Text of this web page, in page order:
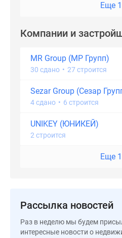
Еще
Компании и
MR Group (МР Групп)
30 сдано • 27 строится
Sezar Group (Сезар
4 сдано • 6 строится
UNIKEY (ЮНИКЕЙ)
2 строится
Еще
Рассылка новостей
Раз в неделю мы будем
интересные новости о